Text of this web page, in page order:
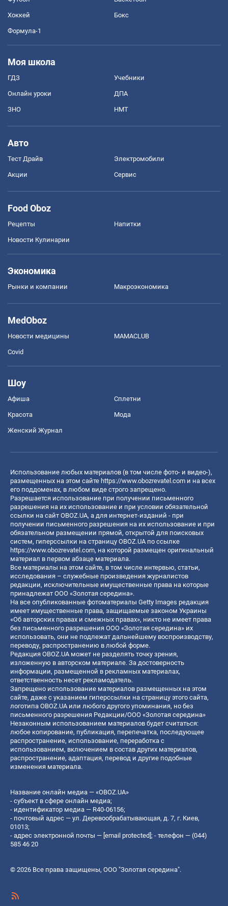
Хоккей Бокс
Формула-1
Моя школа
ГДЗ Учебники
Онлайн уроки ДПА
ЗНО НМТ
Авто
Тест Драйв Электромобили
Акции Сервис
Food Oboz
Рецепты Напитки
Новости Кулинарии
Экономика
Рынки и компании Mакроэкономика
MedOboz
Новости медицины MAMACLUB
Covid
Шоу
Афиша Сплетни
Красота Мода
Женский Журнал
Использование любых материалов (в том числе фото- и видео-),
размещенных на этом сайте https://www.obozrevatel.com и на всех
его поддоменах, в любом виде строго запрещено.
Разрешается использование при получении письменного
разрешения на их использование и при условии обязательной
ссылки на сайт OBOZ.UA, а для интернет-изданий - при
получении письменного разрешения на их использование и при
обязательном размещении прямой, открытой для поисковых
систем, гиперссылки на страницу OBOZ.UA по ссылке
https://www.obozrevatel.com, на которой размещен оригинальный
материал в первом абзаце материала.
Все материалы на этом сайте, в том числе интервью, статьи,
исследования – служебные произведения журналистов
редакции, исключительные имущественные права на которые
принадлежат ООО «Золотая середина».
На все опубликованные фотоматериалы Getty Images редакция
имеет имущественные права, защищаемые законом Украины
«Об авторских правах и смежных правах», никто не имеет права
без письменного разрешения ООО «Золотая середина» их
использовать, они не подлежат дальнейшему воспроизводству,
переводу, распространению в любой форме.
Редакция OBOZ.UA может не разделять точку зрения,
изложенную в авторском материале. За достоверность
информации, размещенной в рекламных материалах,
ответственность несет рекламодатель.
Запрещено использование материалов размещенных на этом
сайте, даже с указанием гиперссылки на страницу этого сайта,
логотипа OBOZ.UA или любого другого упоминания, но без
письменного разрешения Редакции/ООО «Золотая середина»
Незаконным использованием материалов будет считаться:
любое копирование, публикация, перепечатка, последующее
распространение, использование, переработка с
использованием, включением в состав других материалов,
распространение, адаптация, перевод и другие подобные
изменения материала.
Название онлайн медиа — «OBOZ.UA»
- субъект в сфере онлайн медиа;
- идентификатор медиа — R40-06156;
- почтовый адрес — ул. Деревообрабатывающая, д. 7, г. Киев,
01013;
- адрес электронной почты — [email protected]; - телефон — (044)
585 46 20
© 2026 Все права защищены, ООО "Золотая середина".